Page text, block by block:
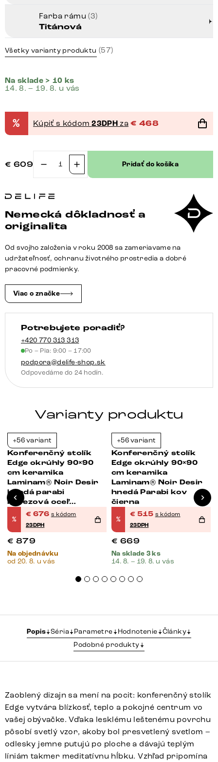
Farba rámu(3)
Titánová
Všetky varianty produktu (57)
Na sklade > 10 ks
14. 8. – 19. 8. u vás
% Kúpiť s kódom23DPH za € 468
€ 609
množstvo
stolík
okrúhly
100×100
keramika
onyx
Sarity
kov
titánová
farba
efekt
Pridať do košíka
Nemecká dôkladnosť a
originalita
Od svojho založenia v roku 2008 sa zameriavame na
udržateľnosť, ochranu životného prostredia a dobré
pracovné podmienky.
Viac o značke
Potrebujete poradiť?
+420 770 313 313
Po – Pia: 9:00 – 17:00
podpora@delife-shop.sk
Odpovedáme do 24 hodín.
Varianty produktu
+56 variant
Konferenčný stolík
Edge okrúhly 90×90
cm keramika
Laminam® Noir Desir
hnedá parabi
nerezová oceľ
kefovaná
%
€ 676 s kódom
23DPH
€ 879
Na objednávku
od 20. 8. u vás
+56 variant
Konferenčný stolík
Edge okrúhly 90×90
cm keramika
Laminam® Noir Desir
hnedá Parabi kov
čierna
%
€ 515 s kódom
23DPH
€ 669
Na sklade 3 ks
14. 8. – 19. 8. u vás
Popis Séria Parametre Hodnotenie
Články
Podobné produkty
Zaoblený dizajn sa mení na pocit: konferenčný stolík
Edge vytvára blízkosť, teplo a pokojné centrum vo
vašej obývačke. Vďaka lesklému leštenému povrchu
pôsobí svetlý vzor, akoby bol presvetlený svetlom –
odlesky jemne putujú po ploche a dávajú teplým
líniám takmer meditatívnu hĺbku. Vzhľad pripomína